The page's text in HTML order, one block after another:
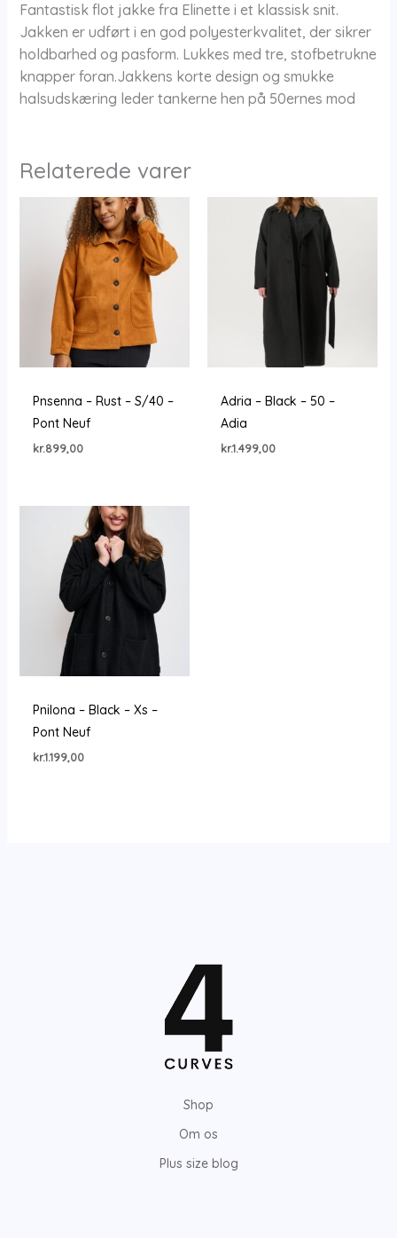
Fantastisk flot jakke fra Elinette i et klassisk snit.
Jakken er udført i en god polyesterkvalitet, der sikrer
holdbarhed og pasform. Lukkes med tre, stofbetrukne
knapper foran.Jakkens korte design og smukke
halsudskæring leder tankerne hen på 50ernes mod
Relaterede varer
Pnsenna – Rust – S/40 –
Pont Neuf
kr.899,00
Adria – Black – 50 –
Adia
kr.1.499,00
Pnilona – Black – Xs –
Pont Neuf
kr.1.199,00
Shop
Om os
Plus size blog